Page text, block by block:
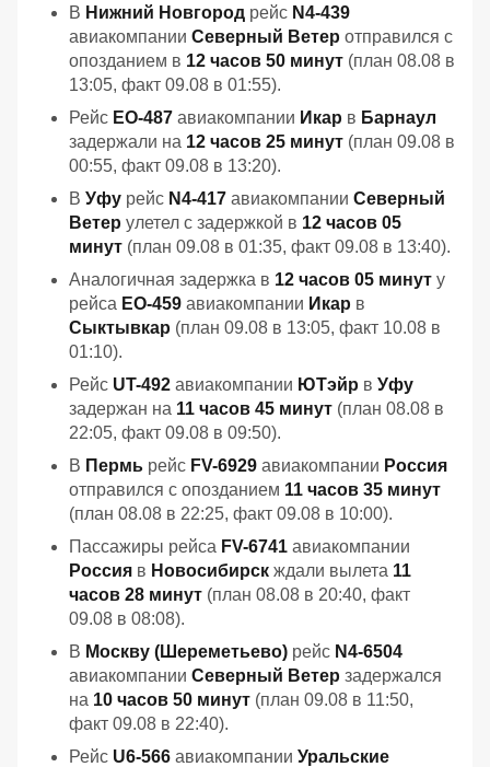
В Нижний Новгород рейс N4-439
авиакомпании Северный Ветер отправился с
опозданием в 12 часов 50 минут (план 08.08 в
13:05, факт 09.08 в 01:55).
Рейс EO-487 авиакомпании Икар в Барнаул
задержали на 12 часов 25 минут (план 09.08 в
00:55, факт 09.08 в 13:20).
В Уфу рейс N4-417 авиакомпании Северный
Ветер улетел с задержкой в 12 часов 05
минут (план 09.08 в 01:35, факт 09.08 в 13:40).
Аналогичная задержка в 12 часов 05 минут у
рейса EO-459 авиакомпании Икар в
Сыктывкар (план 09.08 в 13:05, факт 10.08 в
01:10).
Рейс UT-492 авиакомпании ЮТэйр в Уфу
задержан на 11 часов 45 минут (план 08.08 в
22:05, факт 09.08 в 09:50).
В Пермь рейс FV-6929 авиакомпании Россия
отправился с опозданием 11 часов 35 минут
(план 08.08 в 22:25, факт 09.08 в 10:00).
Пассажиры рейса FV-6741 авиакомпании
Россия в Новосибирск ждали вылета 11
часов 28 минут (план 08.08 в 20:40, факт
09.08 в 08:08).
В Москву (Шереметьево) рейс N4-6504
авиакомпании Северный Ветер задержался
на 10 часов 50 минут (план 09.08 в 11:50,
факт 09.08 в 22:40).
Рейс U6-566 авиакомпании Уральские